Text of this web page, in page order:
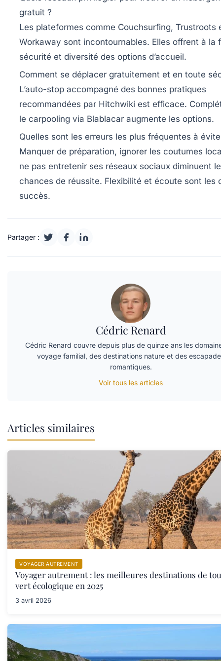
gratuit ?
Les plateformes comme Couchsurfing, Trustroots
Workaway sont incontournables. Elles offrent à la
sécurité et diversité des options d’accueil.
Comment se déplacer gratuitement et en toute
L’auto-stop accompagné des bonnes pratiques
recommandées par Hitchwiki est efficace.
le carpooling via Blablacar augmente les options.
Quelles sont les erreurs les plus fréquentes à
Manquer de préparation, ignorer les coutumes
ne pas entretenir ses réseaux sociaux diminuent
chances de réussite. Flexibilité et écoute sont les
succès.
Partager :
Cédric Renard
Cédric Renard couvre depuis plus de quinze ans les
voyage familial, des destinations nature et des
romantiques.
Voir tous les articles
Articles similaires
VOYAGER AUTREMENT
Voyager autrement : les meilleures destinations de
vert écologique en 2025
3 avril 2026